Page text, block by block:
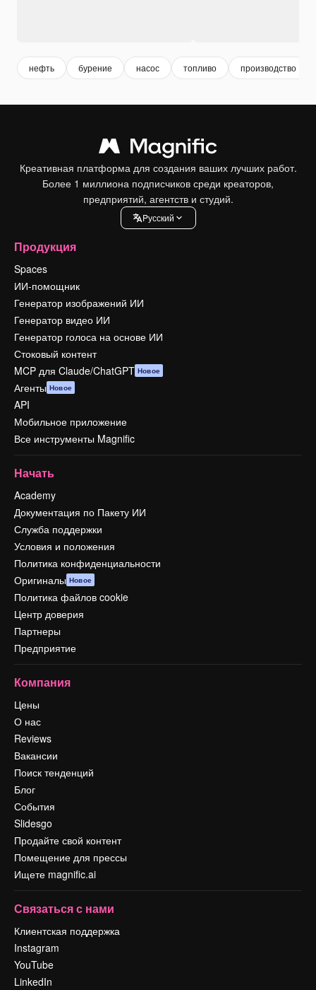
нефть бурение насос топливо производство
Креативная платформа для создания ваших лучших работ.
Более 1 миллиона подписчиков среди креаторов,
предприятий, агентств и студий.
Pусский
Продукция
Spaces
ИИ-помощник
Генератор изображений ИИ
Генератор видео ИИ
Генератор голоса на основе ИИ
Стоковый контент
MCP для Claude/ChatGPT Новое
Агенты Новое
API
Мобильное приложение
Все инструменты Magnific
Начать
Academy
Документация по Пакету ИИ
Служба поддержки
Условия и положения
Политика конфиденциальности
Оригиналы Новое
Политика файлов cookie
Центр доверия
Партнеры
Предприятие
Компания
Цены
О нас
Reviews
Вакансии
Поиск тенденций
Блог
События
Slidesgo
Продайте свой контент
Помещение для прессы
Ищете magnific.ai
Связаться с нами
Клиентская поддержка
Instagram
YouTube
LinkedIn